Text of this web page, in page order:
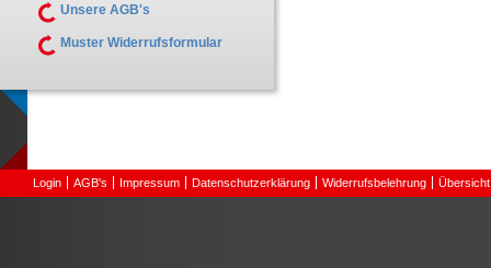
Unsere AGB's
Muster Widerrufsformular
Login AGB's Impressum Datenschutzerklärung Widerrufsbelehrung